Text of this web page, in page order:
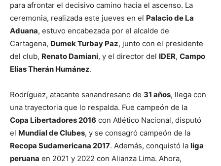
para afrontar el decisivo camino hacia el ascenso. La
ceremonia, realizada este jueves en el Palacio de La
Aduana, estuvo encabezada por el alcalde de
Cartagena, Dumek Turbay Paz, junto con el presidente
del club, Renato Damiani, y el director del IDER, Campo
Elías Therán Humánez.
Rodríguez, atacante sanandresano de 31 años, llega con
una trayectoria que lo respalda. Fue campeón de la
Copa Libertadores 2016 con Atlético Nacional, disputó
el Mundial de Clubes, y se consagró campeón de la
Recopa Sudamericana 2017. Además, conquistó la liga
peruana en 2021 y 2022 con Alianza Lima. Ahora,